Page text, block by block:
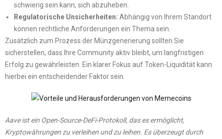
schwierig sein kann, sich abzuheben.
Regulatorische Unsicherheiten: Abhängig von Ihrem Standort
können rechtliche Anforderungen ein Thema sein.
Zusätzlich zum Prozess der Münzgenerierung sollten Sie
sicherstellen, dass Ihre Community aktiv bleibt, um langfristigen
Erfolg zu gewährleisten. Ein klarer Fokus auf Token-Liquidität kann
hierbei ein entscheidender Faktor sein.
Aave ist ein Open-Source-DeFi-Protokoll, das es ermöglicht,
Kryptowährungen zu verleihen und zu leihen. Es überzeugt durch